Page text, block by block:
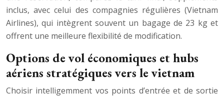
inclus, avec celui des compagnies régulières (Vietnam
Airlines), qui intègrent souvent un bagage de 23 kg et
offrent une meilleure flexibilité de modification.
Options de vol économiques et hubs
aériens stratégiques vers le vietnam
Choisir intelligemment vos points d’entrée et de sortie